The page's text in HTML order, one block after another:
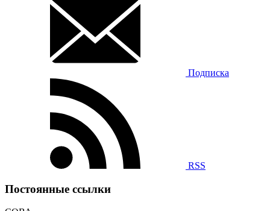
Подписка
RSS
Постоянные ссылки